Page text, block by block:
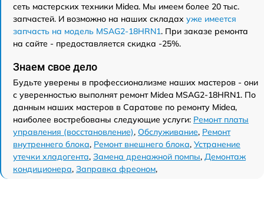
сеть мастерских техники Midea. Мы имеем более 20 тыс.
запчастей. И возможно на наших складах уже имеется
запчасть на модель MSAG2-18HRN1. При заказе ремонта
на сайте - предоставляется скидка -25%.
Знаем свое дело
Будьте уверены в профессионализме наших мастеров - они
с уверенностью выполнят ремонт Midea MSAG2-18HRN1. По
данным наших мастеров в Саратове по ремонту Midea,
наиболее востребованы следующие услуги: Ремонт платы
управления (восстановление), Обслуживание, Ремонт
внутреннего блока, Ремонт внешнего блока, Устранение
утечки хладогента, Замена дренажной помпы, Демонтаж
кондиционера, Заправка фреоном,